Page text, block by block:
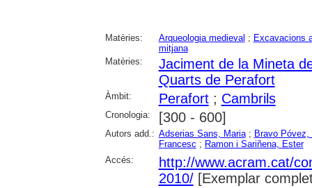
Matèries: Arqueologia medieval ; Excavacions
mitjana
Matèries:
Jaciment de la Mineta
Quarts de Perafort
Àmbit: Perafort; Cambrils
Cronologia: [300 - 600]
Autors add.: Adserias Sans, Maria; Bravo Póvez,
Francesc ; Ramon i Sariñena, Ester
Accés:
http://www.acram.cat/
2010/[Exemplar